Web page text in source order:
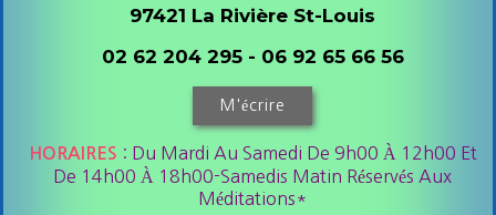
97421 La Rivière St-Louis
02 62 204 295 - 06 92 65 66 56
M'écrire
HORAIRES : Du Mardi Au Samedi De 9h00 À 12h00 Et
De 14h00 À 18h00-Samedis Matin Réservés Aux
Méditations*